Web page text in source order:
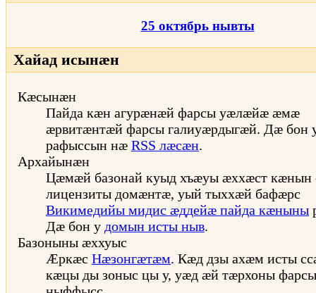
25 октябрь нывты
Хайад исынæн
Кæсынæн
Пайда кæн агурæнæй фарсы уæлæйæ æмæ
æрвитæнтæй фарсы галиуæрдыгæй. Дæ бон
рафыссын нæ RSS лæсæн.
Архайынæн
Цæмæй базонай куыд хъæуы æххæст кæнын
лицензиты домæнтæ, уый тыххæй бафæрс
Викимедийы мидис æддейæ пайда кæныны
Дæ бон у домын исты ныв.
Базоныны æххуыс
Æркæс Нæзонгæтæм. Кæд дзы ахæм исты
кæцы ды зоныс цы у, уæд æй тæрхоны фарсы